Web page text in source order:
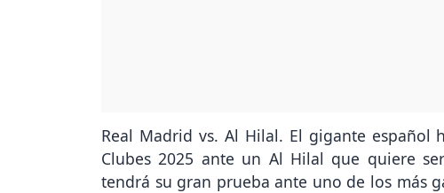
Real Madrid vs. Al Hilal. El gigante
Clubes 2025 ante un Al Hilal que quiere
tendrá su gran prueba ante uno de los más